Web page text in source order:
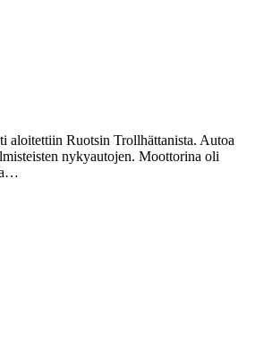
aloitettiin Ruotsin Trollhättanista. Autoa
nykyautojen. Moottorina oli